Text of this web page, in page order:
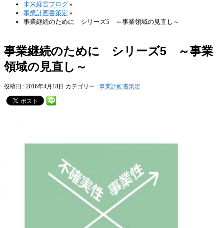
未来経営ブログ »
事業計画書策定 »
事業継続のために シリーズ5 ～事業領域の見直し～
事業継続のために シリーズ5 ～事業
領域の見直し～
投稿日 : 2016年4月18日 カテゴリー : 事業計画書策定